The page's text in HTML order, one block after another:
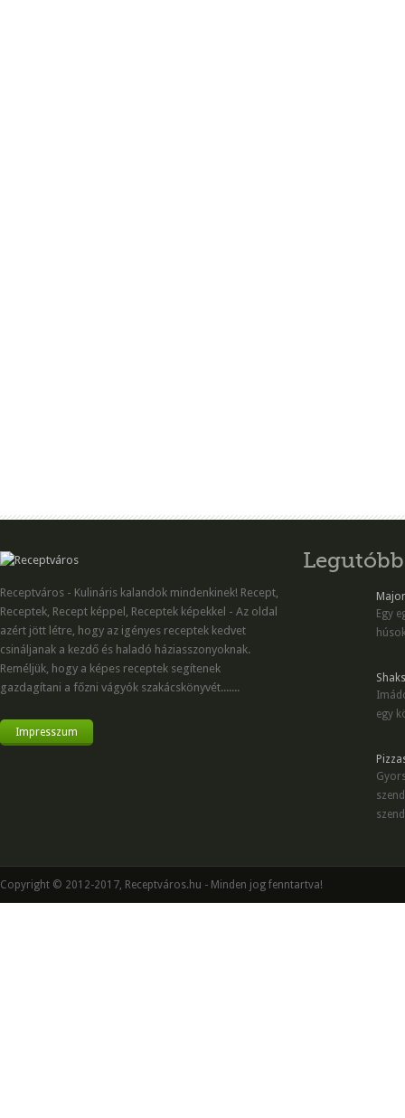
Receptváros - Kulináris kalandok mindenkinek! Recept,
Receptek, Recept képpel, Receptek képekkel - Az oldal
azért jött létre, hogy az igényes receptek kedvet
csináljanak a kezdő és haladó háziasszonyoknak.
Reméljük, hogy a képes receptek segítenek
gazdagítani a főzni vágyók szakácskönyvét.......
Impresszum
Egy
egy
Copyright © 2012-2017, Receptváros.hu - Minden jog fenntartva!